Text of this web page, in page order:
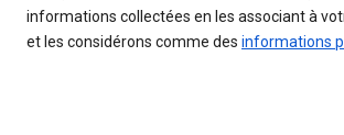
informations collectées en les associant à
et les considérons comme des informations